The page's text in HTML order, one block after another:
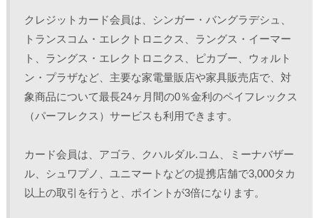
クレジットカード会員は、シンガー・バングラデシュ、
トランスコム・エレクトロニクス、ラングス・イーマー
ト、ラングス・エレクトロニクス、ピカブー、ウォルト
ン・プラザなど、主要な家電量販店や家具販売店で、対
象商品について最長24ヶ月間の0％金利のペイフレックス
（パーフレクス）サービスも利用できます。
カード会員は、アゴラ、クハルダル.コム、ミーナバザー
ル、シュワプノ、ユニマートなどの提携店舗で3,000タカ
以上の取引を行うと、ポイントが3倍になります。